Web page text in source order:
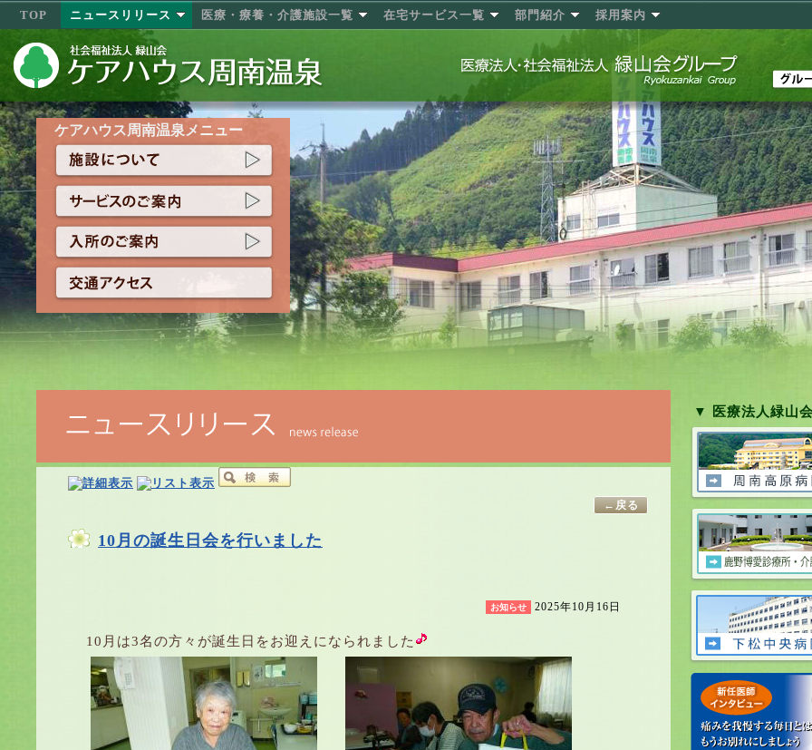
ケアハウス周南温泉メニュー
TOP ニュースリリース 医療・療養・介護施設一覧 在宅サービス一覧 部門紹介 採用案内
←戻る
10月の誕生日会を行いました
お知らせ 2025年10月16日
10月は3名の方々が誕生日をお迎えになられました
▼ 医療法人緑山